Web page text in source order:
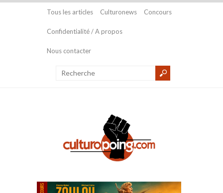
Tous les articles Culturonews Concours
Confidentialité / A propos
Nous contacter